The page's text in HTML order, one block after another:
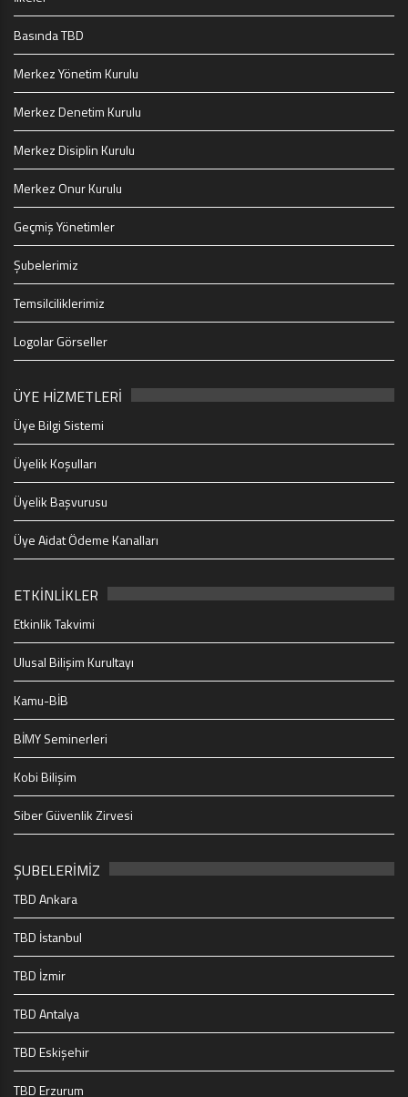
Basında TBD
Merkez Yönetim Kurulu
Merkez Denetim Kurulu
Merkez Disiplin Kurulu
Merkez Onur Kurulu
Geçmiş Yönetimler
Şubelerimiz
Temsilciliklerimiz
Logolar Görseller
ÜYE HİZMETLERİ
Üye Bilgi Sistemi
Üyelik Koşulları
Üyelik Başvurusu
Üye Aidat Ödeme Kanalları
ETKİNLİKLER
Etkinlik Takvimi
Ulusal Bilişim Kurultayı
Kamu-BİB
BİMY Seminerleri
Kobi Bilişim
Siber Güvenlik Zirvesi
ŞUBELERİMİZ
TBD Ankara
TBD İstanbul
TBD İzmir
TBD Antalya
TBD Eskişehir
TBD Erzurum